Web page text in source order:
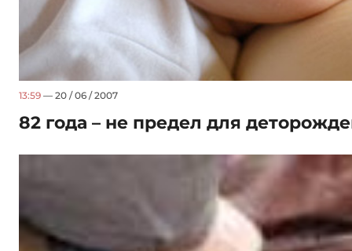
13:59 — 20 / 06 / 2007
82 года – не предел для